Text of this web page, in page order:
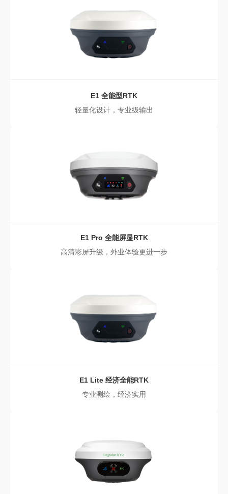
E1 全能型RTK
轻量化设计，专业级输出
E1 Pro 全能屏显RTK
高清彩屏升级，外业体验更进一步
E1 Lite 经济全能RTK
专业测绘，经济实用